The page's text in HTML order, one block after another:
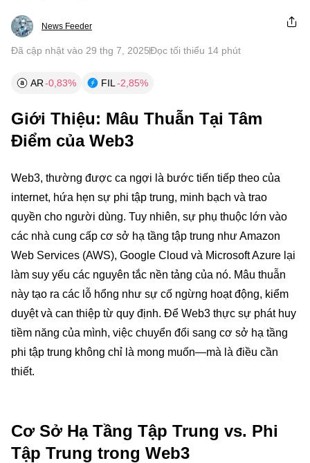
News Feeder
Đã cập nhật vào 29 thg 7, 2025Đọc tối thiểu 14 phút
AR-0,83% FIL -2,85%
Giới Thiệu: Mâu Thuẫn Tại Tâm
Điểm của Web3
Web3, thường được ca ngợi là bước tiến tiếp theo của
internet, hứa hẹn sự phi tập trung, minh bạch và trao
quyền cho người dùng. Tuy nhiên, sự phụ thuộc lớn vào
các nhà cung cấp cơ sở hạ tầng tập trung như Amazon
Web Services (AWS), Google Cloud và Microsoft Azure lại
làm suy yếu các nguyên tắc nền tảng của nó. Mâu thuẫn
này tạo ra các lỗ hổng như sự cố ngừng hoạt động, kiểm
duyệt và can thiệp từ quy định. Để Web3 thực sự phát huy
tiềm năng của mình, việc chuyển đổi sang cơ sở hạ tầng
phi tập trung không chỉ là mong muốn—mà là điều cần
thiết.
Cơ Sở Hạ Tầng Tập Trung vs. Phi
Tập Trung trong Web3